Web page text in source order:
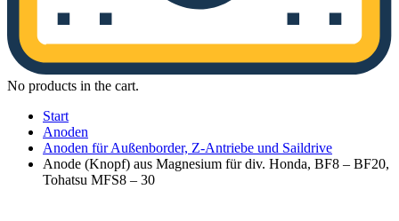
No products in the cart.
Start
Anoden
Anoden für Außenborder, Z-Antriebe und Saildrive
Anode (Knopf) aus Magnesium für div. Honda, BF8 – BF20,
Tohatsu MFS8 – 30